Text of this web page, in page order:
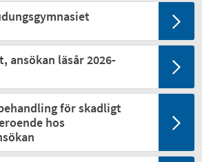
ansökan läsår 2026-
för skadligt
hos